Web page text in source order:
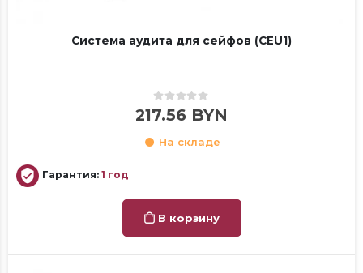
Система аудита для сейфов (CEU1)
0out of 5
217.56 BYN
На складе
Гарантия: 1 год
В корзину